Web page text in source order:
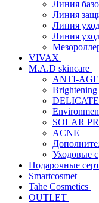
Линия
Линия
Линия
Линия
VIVAX
M.A.D skincare
ANTI-AGE
Brightening
DELICATE
SOLAR
АCNE
Уходовые
Подарочные
Smartcosmet
Tahe Cosmetics
OUTLET